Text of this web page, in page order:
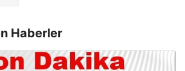
Haberler